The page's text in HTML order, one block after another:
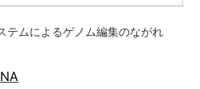
テムによるゲノム編集のながれ